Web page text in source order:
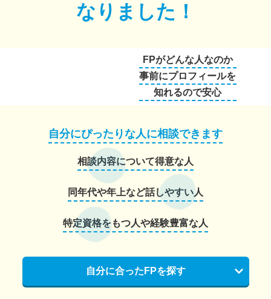
なりました！
FPがどんな人なのか
事前にプロフィールを
知れるので安心
自分にぴったりな人に相談できます
相談内容について得意な人
同年代や年上など話しやすい人
特定資格をもつ人や経験豊富な人
自分に合ったFPを探す